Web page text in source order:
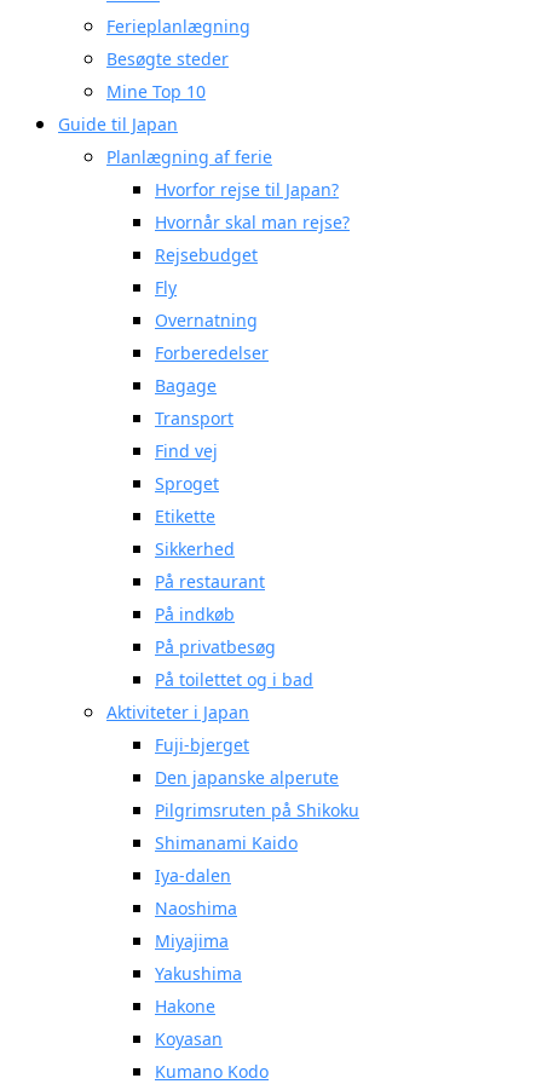
Ferieplanlægning
Besøgte steder
Mine Top 10
Guide til Japan
Planlægning af ferie
Hvorfor rejse til Japan?
Hvornår skal man rejse?
Rejsebudget
Fly
Overnatning
Forberedelser
Bagage
Transport
Find vej
Sproget
Etikette
Sikkerhed
På restaurant
På indkøb
På privatbesøg
På toilettet og i bad
Aktiviteter i Japan
Fuji-bjerget
Den japanske alperute
Pilgrimsruten på Shikoku
Shimanami Kaido
Iya-dalen
Naoshima
Miyajima
Yakushima
Hakone
Koyasan
Kumano Kodo